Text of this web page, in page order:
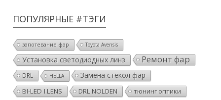
ПОПУЛЯРНЫЕ #ТЭГИ
запотевание фар Toyota Avensis
Установка светодиодных линз Ремонт фар
DRL HELLA Замена стёкол фар
BI-LED I.LENS DRL NOLDEN тюнинг оптики